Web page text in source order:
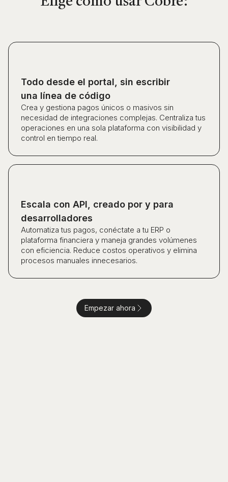
Todo desde el portal, sin escribir
una línea de código
Crea y gestiona pagos únicos o masivos sin
necesidad de integraciones complejas. Centraliza tus
operaciones en una sola plataforma con visibilidad y
control en tiempo real.
Escala con API, creado por y para
desarrolladores
Automatiza tus pagos, conéctate a tu ERP o
plataforma financiera y maneja grandes volúmenes
con eficiencia. Reduce costos operativos y elimina
procesos manuales innecesarios.
Empezar ahora